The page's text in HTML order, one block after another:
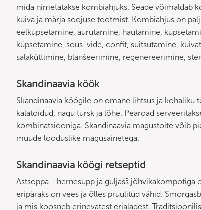
mida nimetatakse kombiahjuks. Seade võimaldab
kuiva ja märja soojuse tootmist. Kombiahjus on
eelküpsetamine, aurutamine, hautamine,
küpsetamine, sous-vide, confit, suitsutamine,
salaküttimine, blanšeerimine, regenereerimine,
Skandinaavia köök
Skandinaavia köögile on omane lihtsus ja
kalatoidud, nagu tursk ja lõhe. Pearoad
kombinatsiooniga. Skandinaavia magustoite võib
muude looduslike magusainetega.
Skandinaavia köögi retseptid
Astsoppa - hernesupp ja guljašš jõhvikakompotiga
eripäraks on vees ja õlles pruulitud vähid.
ja mis koosneb erinevatest erialadest.